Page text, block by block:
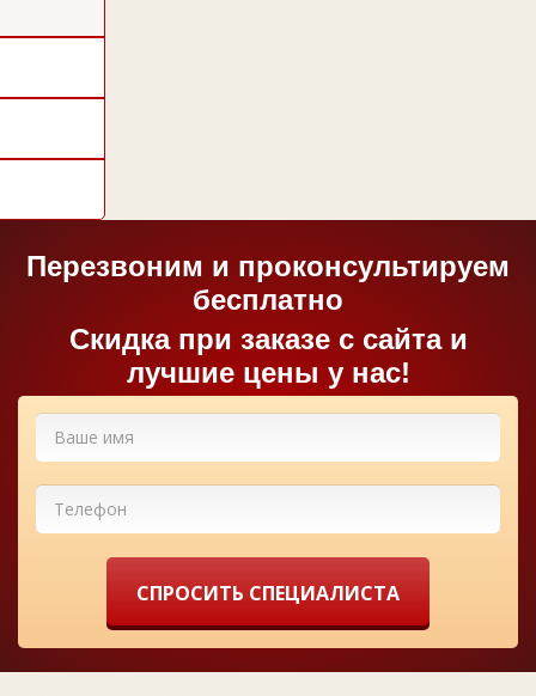
Перезвоним и проконсультируем
бесплатно
Cкидка при заказе с сайта и
лучшие цены у нас!
СПРОСИТЬ СПЕЦИАЛИСТА